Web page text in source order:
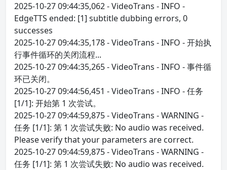
2025-10-27 09:44:35,062 - VideoTrans - INFO -
EdgeTTS ended: [1] subtitle dubbing errors, 0
successes
2025-10-27 09:44:35,178 - VideoTrans - INFO - 开始执
行事件循环的关闭流程...
2025-10-27 09:44:35,265 - VideoTrans - INFO - 事件循
环已关闭。
2025-10-27 09:44:56,451 - VideoTrans - INFO - 任务
[1/1]: 开始第 1 次尝试。
2025-10-27 09:44:59,875 - VideoTrans - WARNING -
任务 [1/1]: 第 1 次尝试失败: No audio was received.
Please verify that your parameters are correct.
2025-10-27 09:44:59,875 - VideoTrans - WARNING -
任务 [1/1]: 第 1 次尝试失败: No audio was received.